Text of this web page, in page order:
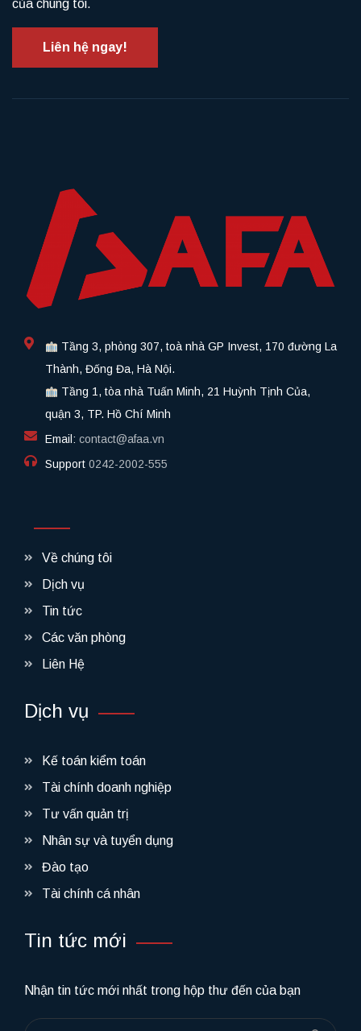
của chúng tôi.
Liên hệ ngay!
Tầng 3, phòng 307, toà nhà GP Invest, 170 đường La
Thành, Đống Đa, Hà Nội.
Tầng 1, tòa nhà Tuấn Minh, 21 Huỳnh Tịnh Của,
quận 3, TP. Hồ Chí Minh
Email: contact@afaa.vn
Support 0242-2002-555​
Về chúng tôi
Dịch vụ
Tin tức
Các văn phòng
Liên Hệ
Dịch vụ
Kế toán kiểm toán
Tài chính doanh nghiệp
Tư vấn quản trị
Nhân sự và tuyển dụng
Đào tạo
Tài chính cá nhân
Tin tức mới
Nhận tin tức mới nhất trong hộp thư đến của bạn